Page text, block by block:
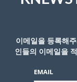
기업들이 투
체적인 참여
K-News LA 편
이메일을 등록해
인들의 이메일을
EMAIL